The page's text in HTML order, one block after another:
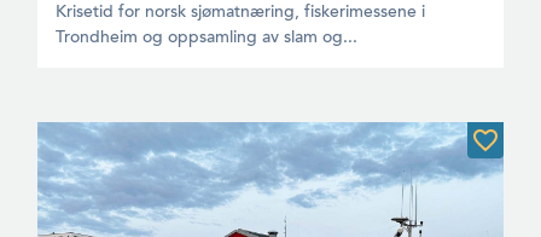
Krisetid for norsk sjømatnæring, fiskerimessene i
Trondheim og oppsamling av slam og...